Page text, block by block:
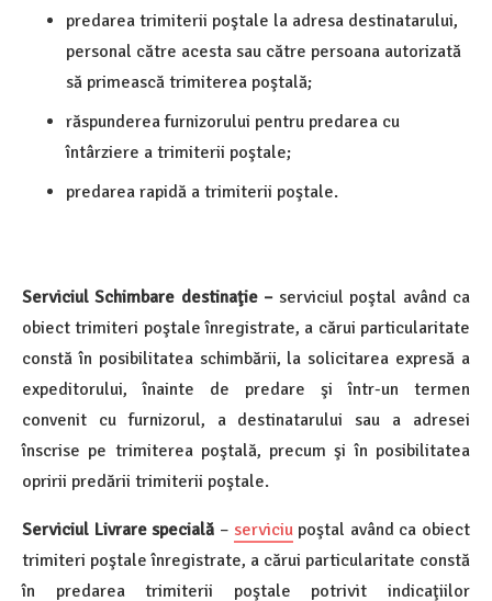
predarea trimiterii poştale la adresa destinatarului,
personal către acesta sau către persoana autorizată
să primească trimiterea poştală;
răspunderea furnizorului pentru predarea cu
întârziere a trimiterii poştale;
predarea rapidă a trimiterii poştale.
Serviciul Schimbare destinaţie –serviciul poştal având ca
obiect trimiteri poştale înregistrate, a cărui particularitate
constă în posibilitatea schimbării, la solicitarea expresă a
expeditorului, înainte de predare şi într-un termen
convenit cu furnizorul, a destinatarului sau a adresei
înscrise pe trimiterea poştală, precum şi în posibilitatea
opririi predării trimiterii poştale.
Serviciul Livrare specială – serviciupoştal având ca obiect
trimiteri poştale înregistrate, a cărui particularitate constă
în predarea trimiterii poştale potrivit indicaţiilor